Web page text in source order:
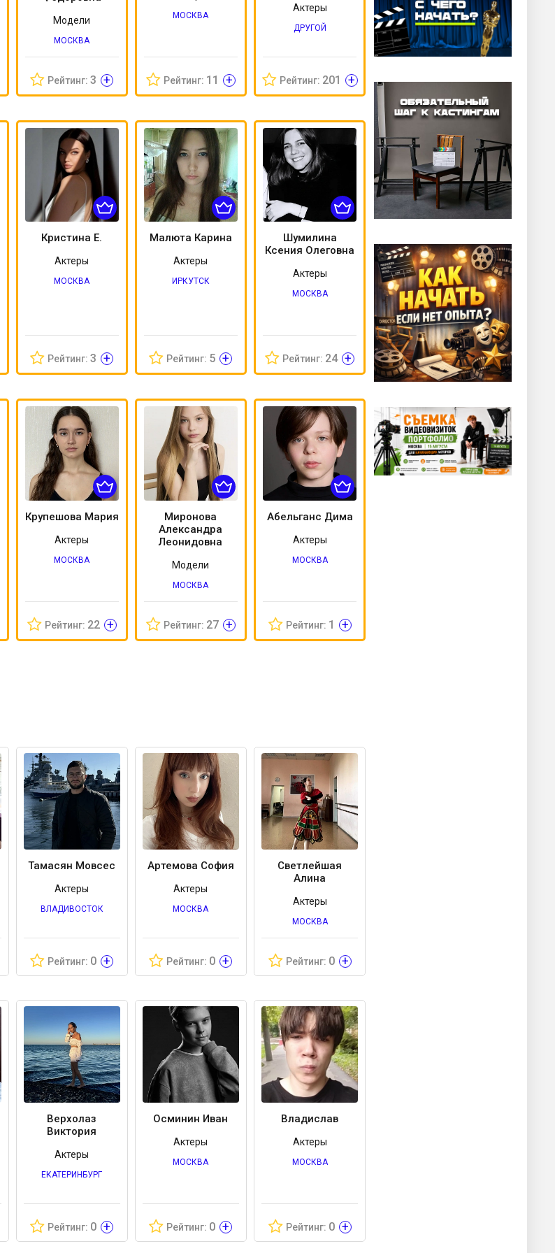
Модели
МОСКВА
Рейтинг: 3 +
МОСКВА
Рейтинг: 11 +
Актеры
ДРУГОЙ
Рейтинг: 201 +
Кристина Е.
Актеры
МОСКВА
Рейтинг: 3 +
Малюта Карина
Актеры
ИРКУТСК
Рейтинг: 5 +
Шумилина
Ксения Олеговна
Актеры
МОСКВА
Рейтинг: 24 +
Крупешова Мария
Актеры
МОСКВА
Рейтинг: 22 +
Миронова
Александра
Леонидовна
Модели
МОСКВА
Рейтинг: 27 +
Абельганс Дима
Актеры
МОСКВА
Рейтинг: 1 +
Тамасян Мовсес
Актеры
ВЛАДИВОСТОК
Рейтинг: 0 +
Артемова София
Актеры
МОСКВА
Рейтинг: 0 +
Светлейшая
Алина
Актеры
МОСКВА
Рейтинг: 0 +
Верхолаз
Виктория
Актеры
ЕКАТЕРИНБУРГ
Рейтинг: 0 +
Осминин Иван
Актеры
МОСКВА
Рейтинг: 0 +
Владислав
Актеры
МОСКВА
Рейтинг: 0 +